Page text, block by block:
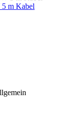
m Kabel